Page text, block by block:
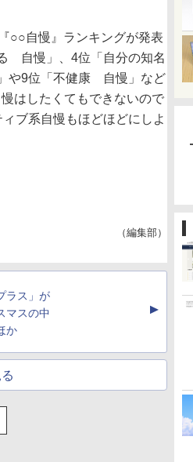
○○自慢』ランキングが発表
自慢」、4位「自分の知名
や9位「不健康 自慢」など
はしたくてもできないので
ブ系自慢もほどほどにしよ
（編集部）
ラス」が
マスの中
か
▲